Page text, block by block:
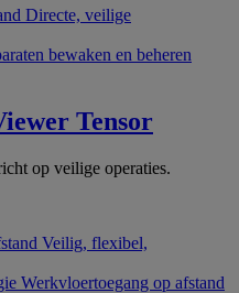
Directe, veilige
bewaken en beheren
Tensor
op veilige operaties.
Veilig, flexibel,
Werkvloertoegang op afstand